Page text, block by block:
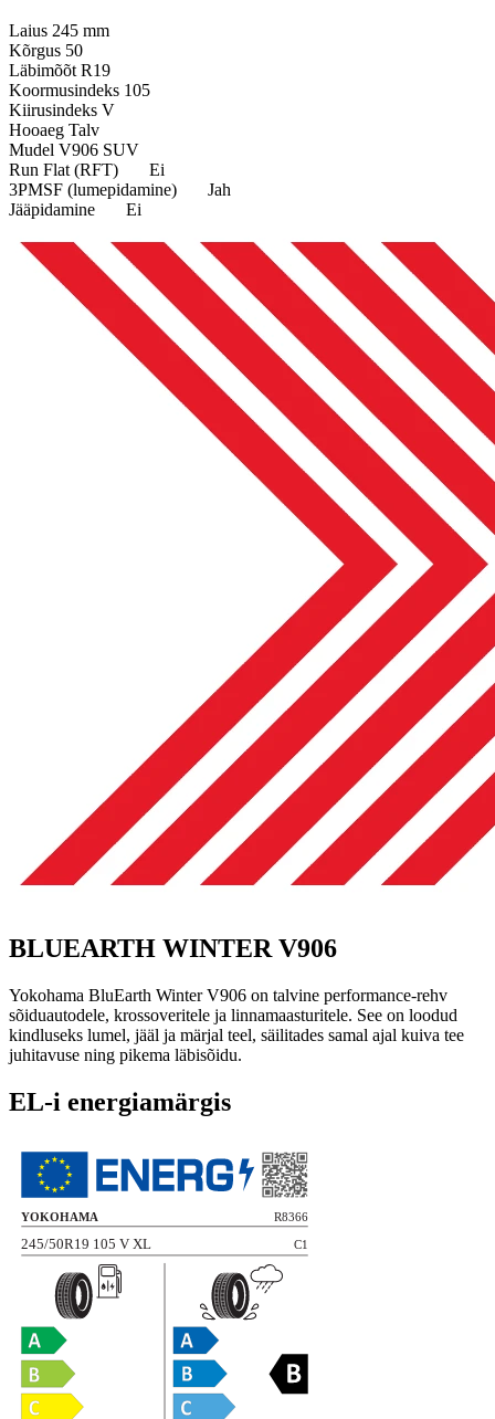
Laius 245 mm
Kõrgus 50
Läbimõõt R19
Koormusindeks 105
Kiirusindeks V
Hooaeg Talv
Mudel V906 SUV
Run Flat (RFT)
Ei
3PMSF (lumepidamine)
Jah
Jääpidamine
Ei
BLUEARTH WINTER V906
Yokohama BluEarth Winter V906 on talvine performance-rehv
sõiduautodele, krossoveritele ja linnamaasturitele. See on loodud
kindluseks lumel, jääl ja märjal teel, säilitades samal ajal kuiva tee
juhitavuse ning pikema läbisõidu.
EL-i energiamärgis